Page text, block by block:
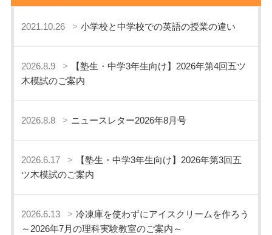
2021.10.26 小学校と中学校での英語の授業の違い
2026.8.9
【塾生・中学3年生向け】2026年第4回五ツ
木模試のご案内
2026.8.8 ニュースレター2026年8月号
2026.6.17
【塾生・中学3年生向け】2026年第3回五
ツ木模試のご案内
2026.6.13
冷凍庫を使わずにアイスクリームを作ろう
～2026年7月の理科実験教室のご案内～